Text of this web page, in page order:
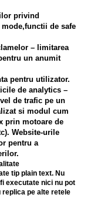
privind
de safe
– limitarea
un anumit
pentru utilizator.
de analytics –
de trafic pe un
si modul cum
prin motoare de
Website-urile
pentru a
tip plain text. Nu
executate nici nu pot
replica pe alte retele